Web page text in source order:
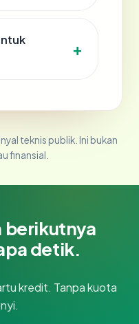
teknis publik. Ini bukan
finansial.
berikutnya
detik.
kredit. Tanpa kuota